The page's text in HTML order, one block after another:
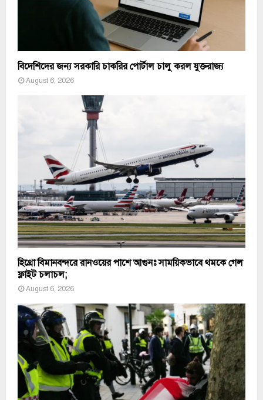
বিদেশিদের জন্য সরকারি চাকরির পোর্টাল চালু করল যুক্তরাজ্য
August 6, 2026
হিথ্রো বিমানবন্দরে রানওয়ের পাশে আগুনঃ সাময়িকভাবে থমকে গেল
ফ্লাইট চলাচল;
August 6, 2026